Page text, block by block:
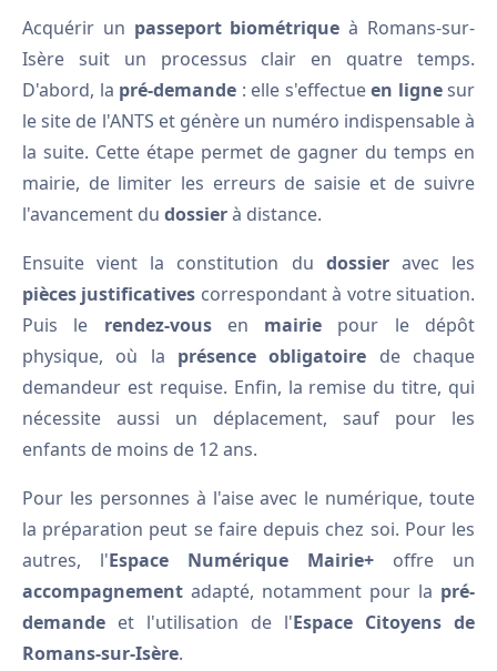
Acquérir un passeport biométrique à Romans-sur-
Isère suit un processus clair en quatre temps.
D'abord, la pré-demande : elle s'effectueen lignesur
le site de l'ANTS et génère un numéro indispensable à
la suite. Cette étape permet de gagner du temps en
mairie, de limiter les erreurs de saisie et de suivre
l'avancement du dossierà distance.
Ensuite vient la constitution du dossieravec les
pièces justificatives correspondant à votre situation.
Puis le rendez-vousen mairie pour le dépôt
physique, où la présence obligatoire de chaque
demandeur est requise. Enfin, la remise du titre, qui
nécessite aussi un déplacement, sauf pour les
enfants de moins de 12 ans.
Pour les personnes à l'aise avec le numérique, toute
la préparation peut se faire depuis chez soi. Pour les
autres, l'Espace Numérique Mairie+ offre un
accompagnement adapté, notamment pour la pré-
demande et l'utilisation de l'Espace Citoyens de
Romans-sur-Isère.